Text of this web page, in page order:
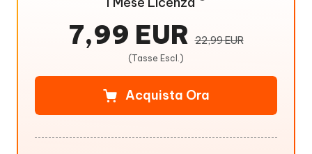
7,99 EUR22,99 EUR
(Tasse Escl.)
Acquista Ora